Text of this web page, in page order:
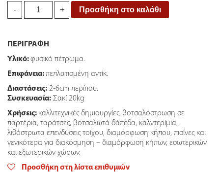
-
Πέπλες
quantity
+ Προσθήκη στο καλάθι
ΠΕΡΙΓΡΑΦΗ
Υλικό:φυσικό πέτρωμα.
Επιφάνεια:πεπλατισμένη αντίκ.
Διαστάσεις: 2-6cm περίπου.
Συσκευασία: Σακί 20kg
Χρήσεις: καλλιτεχνικές δημιουργίες, βοτσαλόστρωση σε
παρτέρια, ταράτσες, βοτσαλωτά δάπεδα, καλντερίμια,
λιθόστρωτα επενδύσεις τοίχου, διαμόρφωση κήπου, πισίνες και
γενικότερα για διακόσμηση – διαμόρφωση κήπων, εσωτερικών
και εξωτερικών χώρων.
Προσθήκη στη λίστα επιθυμιών